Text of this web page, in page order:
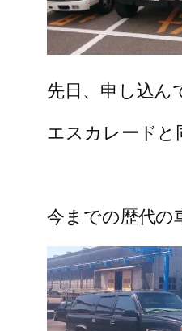
先日、申し込ん
エスカレードと
今までの歴代の